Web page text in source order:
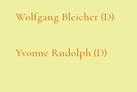
Wolfgang Bleicher (D)
Yvonne Rudolph (D)